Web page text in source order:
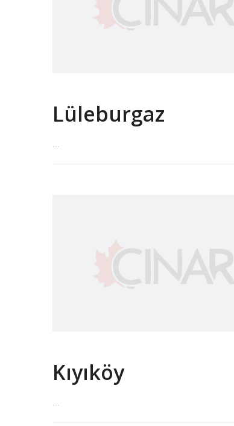
Lüleburgaz
Kıyıköy